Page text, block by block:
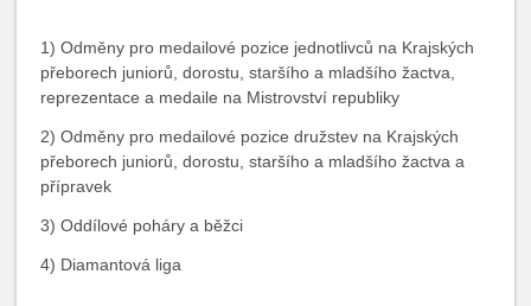
1) Odměny pro medailové pozice jednotlivců na Krajských
přeborech juniorů, dorostu, staršího a mladšího žactva,
reprezentace a medaile na Mistrovství republiky
2) Odměny pro medailové pozice družstev na Krajských
přeborech juniorů, dorostu, staršího a mladšího žactva a
přípravek
3) Oddílové poháry a běžci
4) Diamantová liga